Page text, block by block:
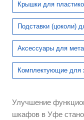
Крышки для
Подставки (цоколи)
Аксессуары для
Комплектующие для
Улучшение
шкафов в Уфе